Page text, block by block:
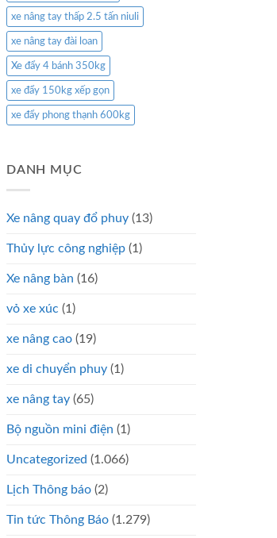
xe nâng tay thấp 2.5 tấn niuli
xe nâng tay đài loan
Xe đẩy 4 bánh 350kg
xe đẩy 150kg xếp gọn
xe đẩy phong thạnh 600kg
DANH MỤC
Xe nâng quay đổ phuy (13)
Thủy lực công nghiệp (1)
Xe nâng bàn (16)
vỏ xe xúc (1)
xe nâng cao (19)
xe di chuyển phuy (1)
xe nâng tay (65)
Bộ nguồn mini điện (1)
Uncategorized (1.066)
Lịch Thông báo (2)
Tin tức Thông Báo (1.279)